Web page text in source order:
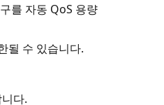
를 자동 QoS 용량
될 수 있습니다.
다.